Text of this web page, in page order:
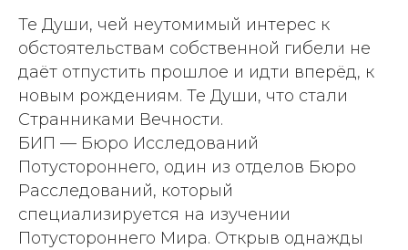
Те Души, чей неутомимый интерес к
обстоятельствам собственной гибели не
даёт отпустить прошлое и идти вперёд, к
новым рождениям. Те Души, что стали
Странниками Вечности.
БИП — Бюро Исследований
Потустороннего, один из отделов Бюро
Расследований, который
специализируется на изучении
Потустороннего Мира. Открыв однажды